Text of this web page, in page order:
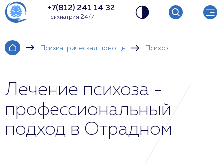
+7(812) 241 14 32
психиатрия 24/7
Психиатрическая помощь Психоз
Лечение психоза -
профессиональный
подход в Отрадном